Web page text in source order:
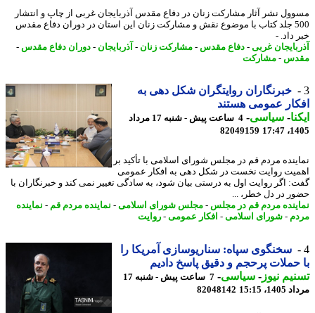
نشر آثار مشارکت زنان در دفاع مقدس آذربایجان غربی از چاپ و انتشار
500 جلد کتاب با موضوع نقش و مشارکت زنان این استان در دوران دفاع مقدس
داد. -
غربی- دفاع مقدس-مشارکت زنان -آذربایجان-دوران دفاع مقدس-
-مشارکت
خبرنگاران روایتگران شکل دهی به
عمومی هستند
-سیاسی-
4 ساعت پیش - شنبه 17 مرداد
82049159
مردم قم در مجلس شورای اسلامی با تأکید بر
روایت نخست در شکل دهی به افکار عمومی
اگر روایت اول به درستی بیان شود، به سادگی تغییر نمی کند و خبرنگاران با
در دل خطر، ...
مردم قم در مجلس-مجلس شورای اسلامی-نماینده مردم قم-نماینده
- شورای اسلامی-افکار عمومی-روایت
سخنگوی سپاه: سناریوسازی آمریکا را
حملات پرحجم و دقیق پاسخ دادیم
نیوز-سیاسی-
7 ساعت پیش - شنبه 17
15:15
82048142